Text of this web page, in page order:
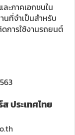
ะภาคเอกชนใน
นที่จำเป็นสำหรับ
ดการใช้งานรถยนต์
ประเทศไทย